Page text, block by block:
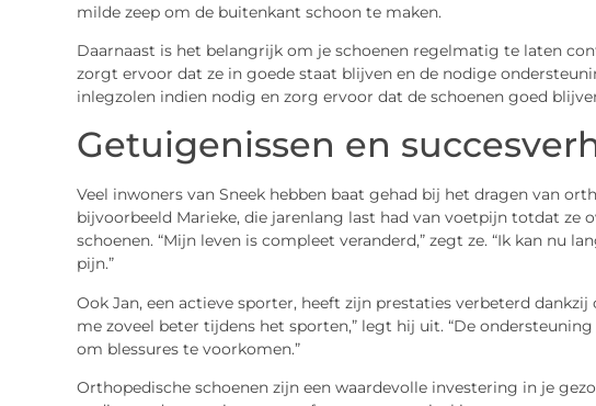
milde zeep om de buitenkant schoon te maken.
Daarnaast is het belangrijk om je schoenen regelmatig te laten
zorgt ervoor dat ze in goede staat blijven en de nodige
inlegzolen indien nodig en zorg ervoor dat de schoenen goed
Getuigenissen en
Veel inwoners van Sneek hebben baat gehad bij het dragen van
bijvoorbeeld Marieke, die jarenlang last had van voetpijn totdat ze
schoenen. “Mijn leven is compleet veranderd,” zegt ze. “Ik kan nu
pijn.”
Ook Jan, een actieve sporter, heeft zijn prestaties verbeterd dankzij
me zoveel beter tijdens het sporten,” legt hij uit. “De
om blessures te voorkomen.”
Orthopedische schoenen zijn een waardevolle investering in je